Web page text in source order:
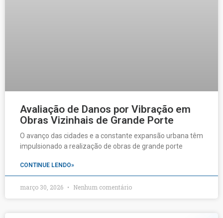
Avaliação de Danos por Vibração em
Obras Vizinhais de Grande Porte
O avanço das cidades e a constante expansão urbana têm
impulsionado a realização de obras de grande porte
CONTINUE LENDO»
março 30, 2026 Nenhum comentário